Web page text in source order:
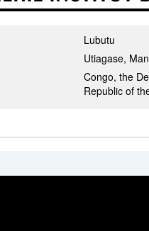
Lubutu
Utiagase,
Congo, the
Republic of